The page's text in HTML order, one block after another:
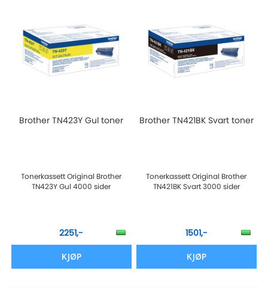
Brother TN423Y Gul toner
Tonerkassett Original Brother
TN423Y Gul 4000 sider
2251,-
KJØP
Brother TN421BK Svart toner
Tonerkassett Original Brother
TN421BK Svart 3000 sider
1501,-
KJØP